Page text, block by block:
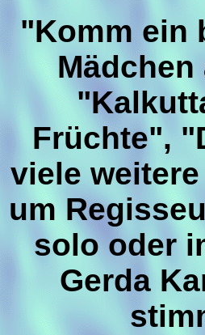
"Komm ein
Früchte",
viele
um
solo oder
Gerda